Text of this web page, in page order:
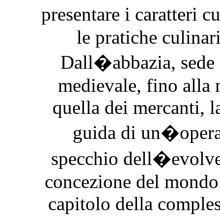
presentare i caratteri
le pratiche
Dall�abbazia,
medievale, fino alla
quella dei mercanti,
guida di
specchio
concezione del
capitolo della